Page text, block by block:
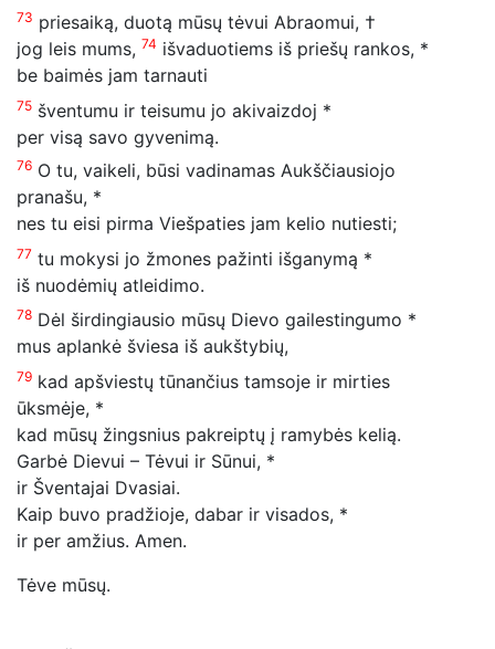
73 priesaiką, duotą mūsų tėvui Abraomui, †
jog leis mums, 74 išvaduotiems iš priešų rankos, *
be baimės jam tarnauti
75 šventumu ir teisumu jo akivaizdoj *
per visą savo gyvenimą.
76 O tu, vaikeli, būsi vadinamas Aukščiausiojo
pranašu, *
nes tu eisi pirma Viešpaties jam kelio nutiesti;
77 tu mokysi jo žmones pažinti išganymą *
iš nuodėmių atleidimo.
78 Dėl širdingiausio mūsų Dievo gailestingumo *
mus aplankė šviesa iš aukštybių,
79 kad apšviestų tūnančius tamsoje ir mirties
ūksmėje, *
kad mūsų žingsnius pakreiptų į ramybės kelią.
Garbė Dievui – Tėvui ir Sūnui, *
ir Šventajai Dvasiai.
Kaip buvo pradžioje, dabar ir visados, *
ir per amžius. Amen.
Tėve mūsų.